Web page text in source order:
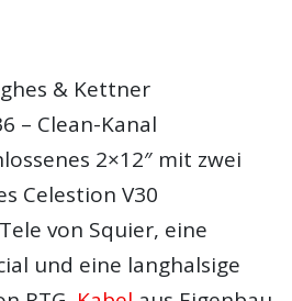
& Kettner
– Clean-Kanal
2×12″ mit zwei
Celestion V30
von Squier, eine
und eine langhalsige